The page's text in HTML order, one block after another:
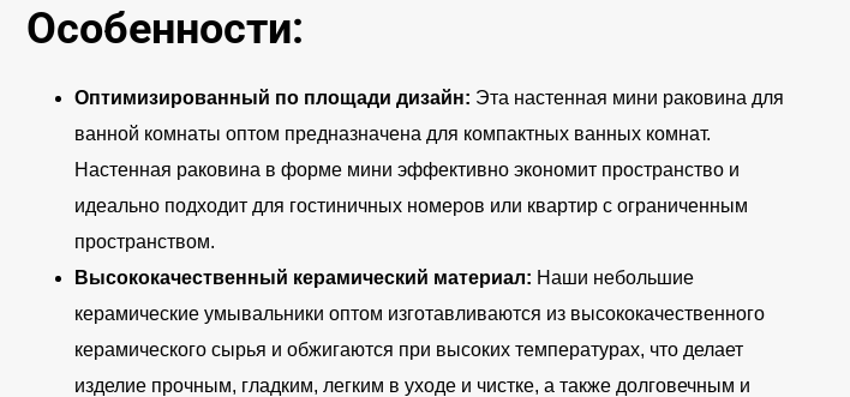
Особенности:
Оптимизированный по площади дизайн: Эта настенная мини раковина для
ванной комнаты оптом предназначена для компактных ванных комнат.
Настенная раковина в форме мини эффективно экономит пространство и
идеально подходит для гостиничных номеров или квартир с ограниченным
пространством.
Высококачественный керамический материал: Наши небольшие
керамические умывальники оптом изготавливаются из высококачественного
керамического сырья и обжигаются при высоких температурах, что делает
изделие прочным, гладким, легким в уходе и чистке, а также долговечным и